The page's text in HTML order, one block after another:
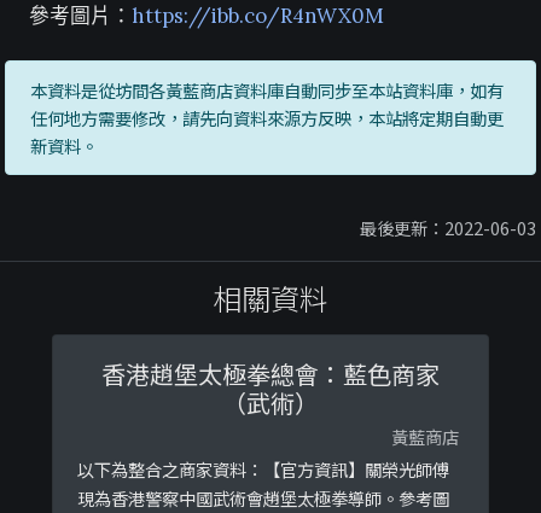
參考圖片： https://ibb.co/R4nWX0M
本資料是從坊間各黃藍商店資料庫自動同步至本站資料庫，如有
任何地方需要修改，請先向資料來源方反映，本站將定期自動更
新資料。
最後更新：2022-06-03
相關資料
香港趙堡太極拳總會：藍色商家
（武術）
黃藍商店
以下為整合之商家資料：【官方資訊】關榮光師傅
現為香港警察中國武術會趙堡太極拳導師。參考圖